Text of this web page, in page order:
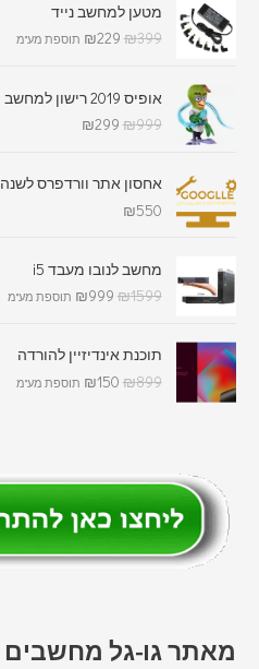
מטען למחשב נייד
₪399
₪229 תוספת מע"מ
אופיס 2019 רישון למחשב
₪999
₪299
אחסון אתר וורדפרס לשנה
₪550
מחשב לנובו מעבד i5
₪1599
₪999 תוספת מע"מ
תוכנת אינדיזיין להורדה
₪899
₪150 תוספת מע"מ
מאתר גו-גל מחשבים